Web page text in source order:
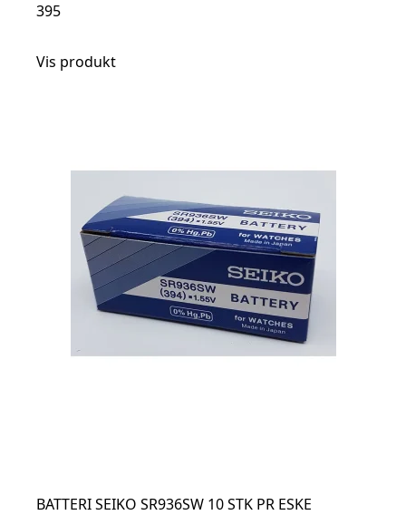
395
Vis produkt
BATTERI SEIKO SR936SW 10 STK PR ESKE